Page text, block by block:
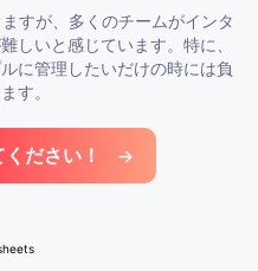
すが、多くのチームがインタ
しいと感じています。特に、
に管理したいだけの時には負
す。
ださい！